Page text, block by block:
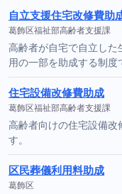
自立支援住宅改修費助
葛飾区福祉部高齢者支援課
高齢者が自宅で自立し
用の一部を助成する制度
住宅設備改修費助成
葛飾区福祉部高齢者支援課
高齢者向けの住宅設備
す。
区民葬儀利用料助成
葛飾区